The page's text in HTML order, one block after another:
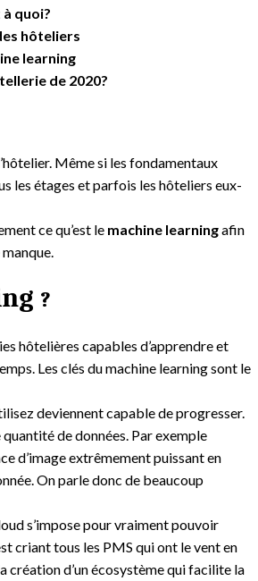
quoi?
hôteliers
learning
de 2020?
Même si les fondamentaux
les étages et parfois les hôteliers eux-
ce qu’est le machine learningafin
?
hôtelières capables d’apprendre et
Les clés du machine learning sont le
deviennent capable de progresser.
de données. Par exemple
d’image extrêmement puissant en
On parle donc de beaucoup
s’impose pour vraiment pouvoir
criant tous les PMS qui ont le vent en
création d’un écosystème qui facilite la